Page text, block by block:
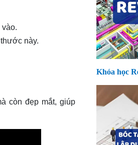
này.
còn đẹp mắt, giúp
Khóa học